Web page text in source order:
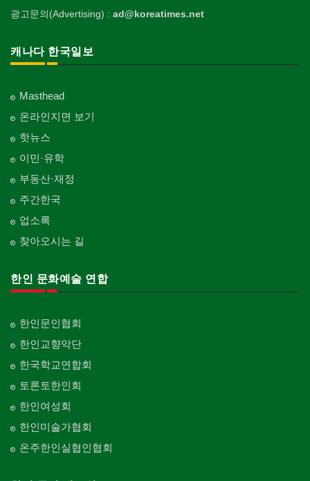
광고문의(Advertising) : ad@koreatimes.net
캐나다 한국일보
Masthead
온라인지면 보기
핫뉴스
이민·유학
부동산·재정
주간한국
업소록
찾아오시는 길
한인 문화예술 연합
한인문인협회
한인교향악단
한국학교연합회
토론토한인회
한인여성회
한인미술가협회
온주한인실협인협회